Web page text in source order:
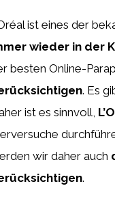
ist eines der
wieder in der
besten Online-
. Es
ist es sinnvoll,
wir daher auch
.